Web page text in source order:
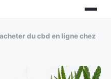
du cbd en ligne chez